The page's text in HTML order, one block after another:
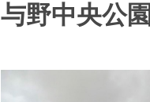
与野中央公